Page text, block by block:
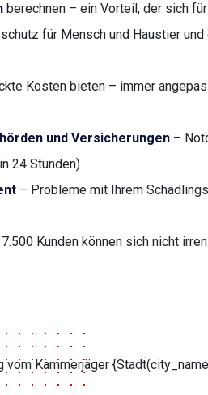
berechnen – ein Vorteil, der sich
für Mensch und Haustier
Kosten bieten – immer
und Versicherungen –
24 Stunden)
– Probleme mit Ihrem
Kunden können sich nicht irren.